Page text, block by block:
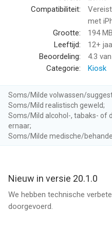
► Net binnen: blijf altijd op de
nieuws over jouw gemeente,
de vinger aan de pols.
► Bekijk gemakkelijk het
Alle updates van de dag op
als het gaat om nieuws uit de
► Ontdek digitale versies van
Lees elke dag de krant via de
archief. Inclusief de
► Blijf op de hoogte van alles
Het laatste nieuws uit jouw
sport, werk, lifestyle, economie
Compatibiliteit:
met
Grootte:
194 MB
Leeftijd:
12+
Beoordeling:
4.3
Categorie:
Kiosk
Soms/Milde volwassen/
Soms/Mild realistisch geweld;
Soms/Mild alcohol-, tabaks- of
ernaar;
Soms/Milde medische/
Nieuw in versie 20.1.0
We hebben technische
doorgevoerd.